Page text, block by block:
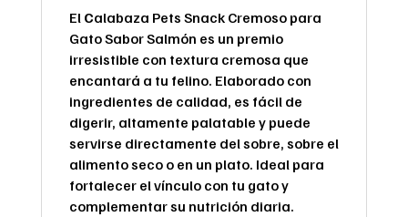
El Calabaza Pets Snack Cremoso para
Gato Sabor Salmón es un premio
irresistible con textura cremosa que
encantará a tu felino. Elaborado con
ingredientes de calidad, es fácil de
digerir, altamente palatable y puede
servirse directamente del sobre, sobre el
alimento seco o en un plato. Ideal para
fortalecer el vínculo con tu gato y
complementar su nutrición diaria.